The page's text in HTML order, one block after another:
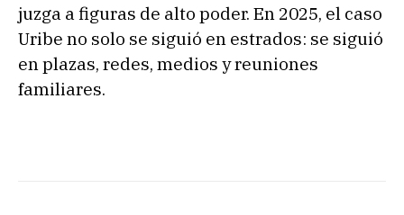
juzga a figuras de alto poder. En 2025, el caso
Uribe no solo se siguió en estrados: se siguió
en plazas, redes, medios y reuniones
familiares.